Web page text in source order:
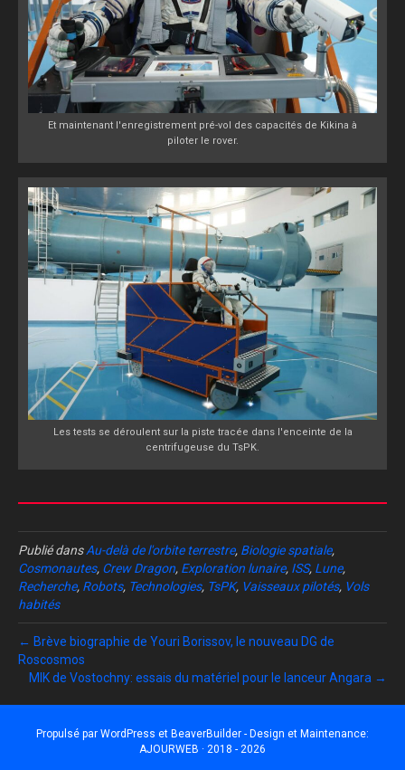
Et maintenant l'enregistrement pré-vol des capacités de Kikina à
piloter le rover.
Les tests se déroulent sur la piste tracée dans l'enceinte de la
centrifugeuse du TsPK.
Publié dansAu-delà de l'orbite terrestre, Biologie spatiale,
Cosmonautes, Crew Dragon, Exploration lunaire, ISS, Lune,
Recherche, Robots, Technologies, TsPK, Vaisseaux pilotés, Vols
habités
← Brève biographie de Youri Borissov, le nouveau DG de
Roscosmos
MIK de Vostochny: essais du matériel pour le lanceur Angara →
Propulsé par WordPress et BeaverBuilder - Design et Maintenance:
AJOURWEB · 2018 - 2026